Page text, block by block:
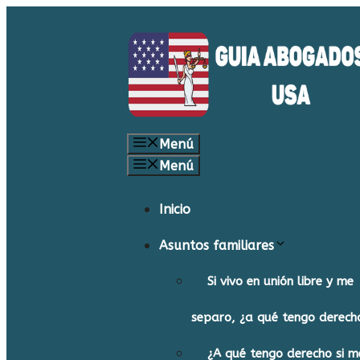
Menú
Menú
Inicio
Asuntos familiares
Si vivo en unión libre y me
separo, ¿a qué tengo
¿A qué tengo derecho si